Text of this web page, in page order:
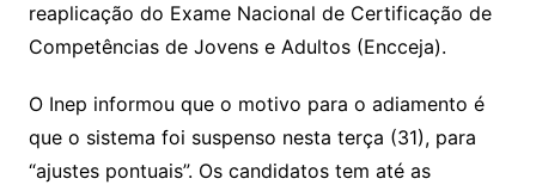
reaplicação do Exame Nacional de Certificação de
Competências de Jovens e Adultos (Encceja).
O Inep informou que o motivo para o adiamento é
que o sistema foi suspenso nesta terça (31), para
“ajustes pontuais”. Os candidatos tem até as